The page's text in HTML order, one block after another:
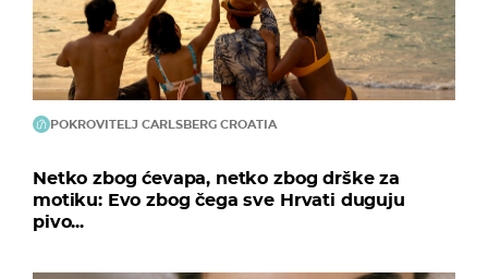
POKROVITELJ CARLSBERG CROATIA
Netko zbog ćevapa, netko zbog drške za
motiku: Evo zbog čega sve Hrvati duguju
pivo...